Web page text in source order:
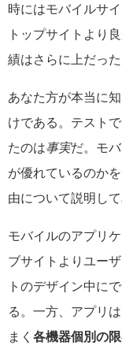
時にはモバイルサ
トップサイトより
績はさらに上だった
あなた方が本当に
けである。テスト
たのは事実だ。モ
が優れているのか
由について説明して
モバイルのアプリ
ブサイトよりユー
トのデザイン中に
る。一方、アプリ
まく 各機器個別の